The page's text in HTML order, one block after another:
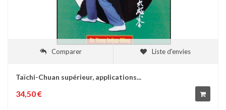
Comparer Liste d'envies
Taïchi-Chuan supérieur, applications...
34,50 €